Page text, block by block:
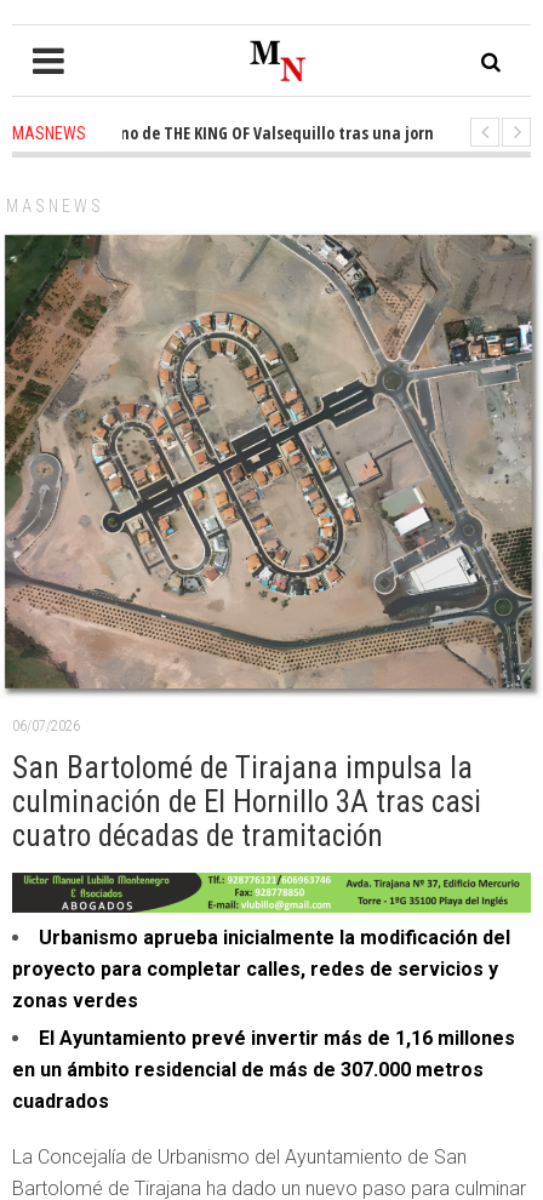
MASNEWS
trono de THE KING OF Valsequillo tras una jornada de baloncesto
MASNEWS
06/07/2026
San Bartolomé de Tirajana impulsa la
culminación de El Hornillo 3A tras casi
cuatro décadas de tramitación
Urbanismo aprueba inicialmente la modificación del
proyecto para completar calles, redes de servicios y
zonas verdes
El Ayuntamiento prevé invertir más de 1,16 millones
en un ámbito residencial de más de 307.000 metros
cuadrados
La Concejalía de Urbanismo del Ayuntamiento de San
Bartolomé de Tirajana ha dado un nuevo paso para culminar